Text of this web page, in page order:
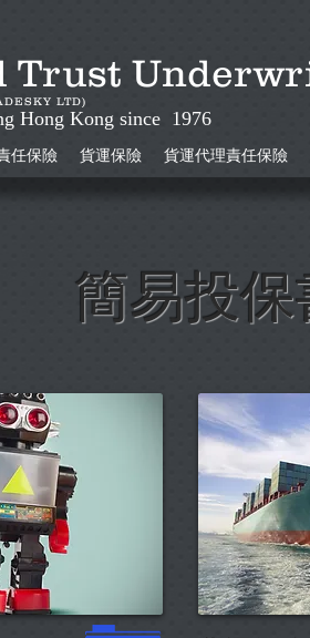
Trust
LTD)
Hong Kong since 1976
任保險 貨運保險 貨運代理責任保險
簡易投